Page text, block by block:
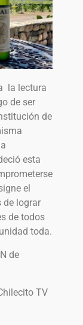
la lectura
de ser
de
esta
el
de lograr
de todos
toda.
de
TV